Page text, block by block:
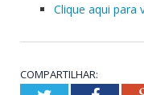
Clique aqui para
COMPARTILHAR: